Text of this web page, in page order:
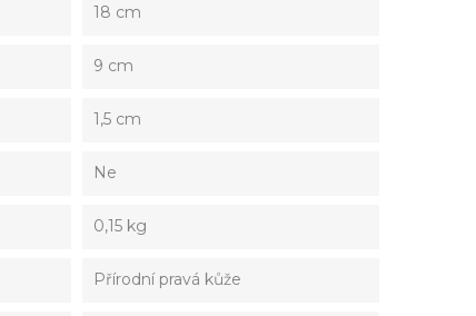
18 cm
9 cm
1,5 cm
Ne
0,15 kg
Přírodní pravá kůže